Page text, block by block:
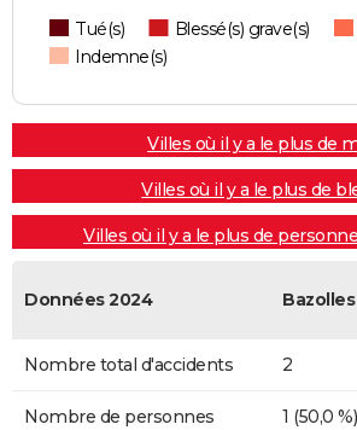
Tué(s) Blessé(s) grave(s)
Indemne(s)
Villes où il y a le plus de
Villes où il y a le plus de
Villes où il y a le plus de
Données 2024 Bazolles
Nombre total d'accidents 2
Nombre de personnes
1 (50,0 %)